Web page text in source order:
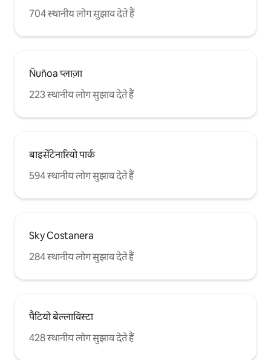
704 स्थानीय लोग सुझाव देते हैं
Ñuñoa प्लाज़ा
223 स्थानीय लोग सुझाव देते हैं
बाइसेंटेनारियो पार्क
594 स्थानीय लोग सुझाव देते हैं
Sky Costanera
284 स्थानीय लोग सुझाव देते हैं
पैटियो बेल्लाविस्टा
428 स्थानीय लोग सुझाव देते हैं